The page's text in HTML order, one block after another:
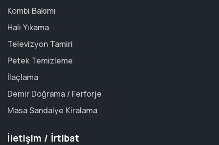
Kombi Bakımı
Halı Yıkama
Televizyon Tamiri
Petek Temizleme
İlaçlama
Demir Doğrama / Ferforje
Masa Sandalye Kiralama
İletişim / İrtibat